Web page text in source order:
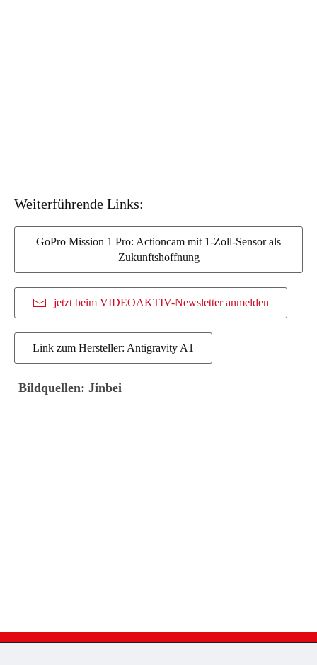
Weiterführende Links:
GoPro Mission 1 Pro: Actioncam mit 1-Zoll-Sensor als
Zukunftshoffnung
jetzt beim VIDEOAKTIV-Newsletter anmelden
Link zum Hersteller: Antigravity A1
Bildquellen: Jinbei